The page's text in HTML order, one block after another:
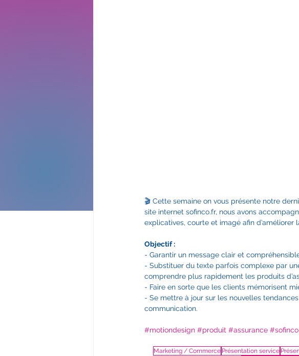
🎬 Cette semaine on vous présente notre
site internet sofinco.fr, nous avons
explicatives, courte et imagé afin
Objectif :
- Garantir un message clair et
- Substituer du texte parfois complexe par
comprendre plus rapidement les produits
- Faire en sorte que les clients mémorisent
- Se mettre à jour sur les nouvelles
communication.
#motiondesign #produit #assurance #sofinco
Marketing / Commerce Présentation service